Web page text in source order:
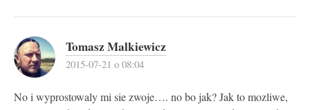
Tomasz Malkiewicz
2015-07-21 o 08:04
No i wyprostowaly mi sie zwoje…. no bo jak? Jak to mozliwe,